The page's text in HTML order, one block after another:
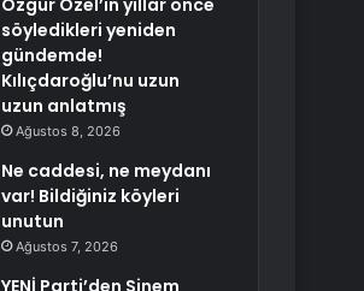
Özgür Özel’in yıllar önce
söyledikleri yeniden
gündemde!
Kılıçdaroğlu’nu uzun
uzun anlatmış
Ağustos 8, 2026
Ne caddesi, ne meydanı
var! Bildiğiniz köyleri
unutun
Ağustos 7, 2026
YENİ Parti’den Sinem